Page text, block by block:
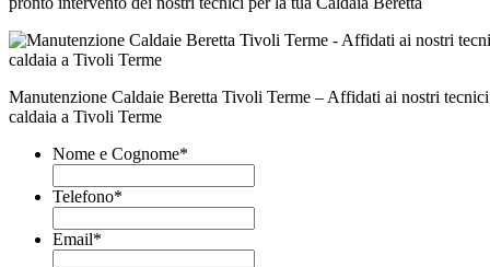
Manutenzione Caldaie Beretta Tivoli Terme – Affidati ai nostri
caldaia a Tivoli Terme
Nome e Cognome*
Telefono*
Email*